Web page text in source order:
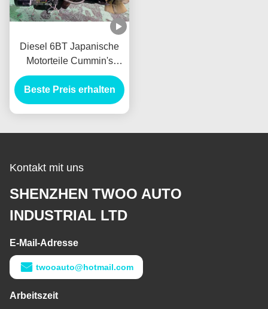
Diesel 6BT Japanische
Motorteile Cummin's
Long Block für Lkw Bus
Generator
Beste Preis erhalten
Kontakt mit uns
SHENZHEN TWOO AUTO
INDUSTRIAL LTD
E-Mail-Adresse
twooauto@hotmail.com
Arbeitszeit